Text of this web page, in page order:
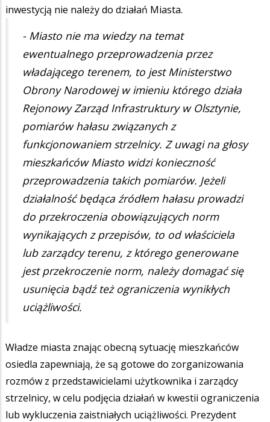
inwestycją nie należy do działań Miasta.
- Miasto nie ma wiedzy na temat
ewentualnego przeprowadzenia przez
władającego terenem, to jest Ministerstwo
Obrony Narodowej w imieniu którego działa
Rejonowy Zarząd Infrastruktury w Olsztynie,
pomiarów hałasu związanych z
funkcjonowaniem strzelnicy. Z uwagi na głosy
mieszkańców Miasto widzi konieczność
przeprowadzenia takich pomiarów. Jeżeli
działalność będąca źródłem hałasu prowadzi
do przekroczenia obowiązujących norm
wynikających z przepisów, to od właściciela
lub zarządcy terenu, z którego generowane
jest przekroczenie norm, należy domagać się
usunięcia bądź też ograniczenia wynikłych
uciążliwości.
Władze miasta znając obecną sytuację mieszkańców
osiedla zapewniają, że są gotowe do zorganizowania
rozmów z przedstawicielami użytkownika i zarządcy
strzelnicy, w celu podjęcia działań w kwestii ograniczenia
lub wykluczenia zaistniałych uciążliwości. Prezydent